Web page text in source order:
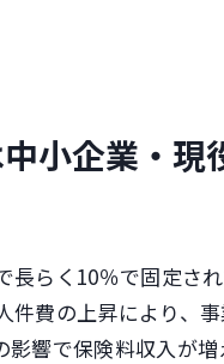
小企業・現
らく10％で固定され
件費の上昇により、
影響で保険料収入が